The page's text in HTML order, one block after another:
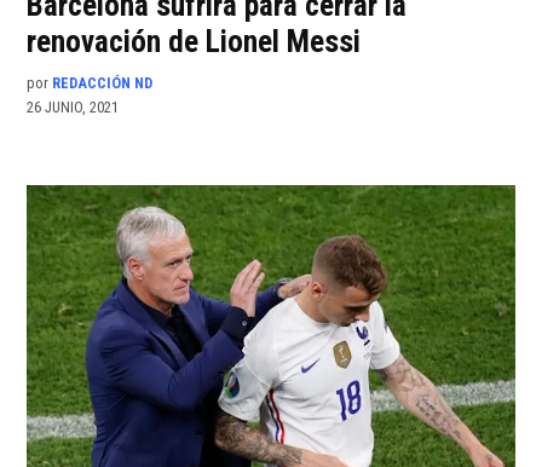
renovación de Lionel Messi
por REDACCIÓN ND
26 JUNIO, 2021